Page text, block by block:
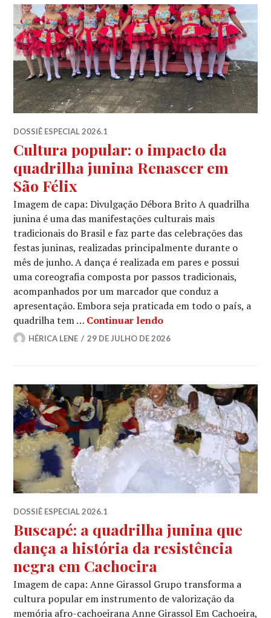
DOSSIÊ ESPECIAL 2026.1
Cultura popular: o impacto da
quadrilha junina Renascer em
São Félix
Imagem de capa: Divulgação Débora Brito A quadrilha
junina é uma das manifestações culturais mais
tradicionais do Brasil e faz parte das celebrações das
festas juninas, realizadas principalmente durante o
mês de junho. A dança é realizada em pares e possui
uma coreografia composta por passos tradicionais,
acompanhados por um marcador que conduz a
apresentação. Embora seja praticada em todo o país, a
quadrilha tem … Continuar lendoCultura popular: o
HÉRICA LENE 29 DE JULHO DE 2026
DOSSIÊ ESPECIAL 2026.1
Buscapé: a quadrilha junina que
dança a história da resistência
negra em Cachoeira
Imagem de capa: Anne Girassol Grupo transforma a
cultura popular em instrumento de valorização da
memória afro-cachoeirana Anne Girassol Em Cachoeira,